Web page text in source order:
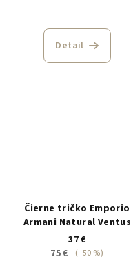
Detail
Čierne tričko Emporio
Armani Natural Ventus
37 €
75 €
(–50 %)